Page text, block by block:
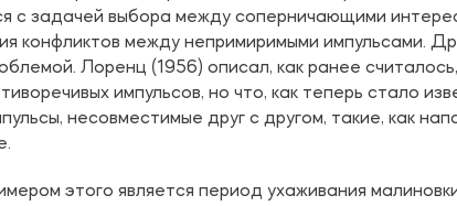
с задачей выбора между соперничающими
конфликтов между непримиримыми импульсами.
Лоренц (1956) описал, как ранее
импульсов, но что, как теперь стало
несовместимые друг с другом, такие, как
этого является период ухаживания